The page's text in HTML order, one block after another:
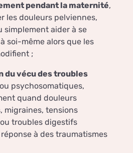
pendant la maternité,
les douleurs pelviennes,
simplement aider à se
soi-même alors que les
;
du vécu des troubles
ou psychosomatiques,
quand douleurs
migraines, tensions
troubles digestifs
à des traumatismes